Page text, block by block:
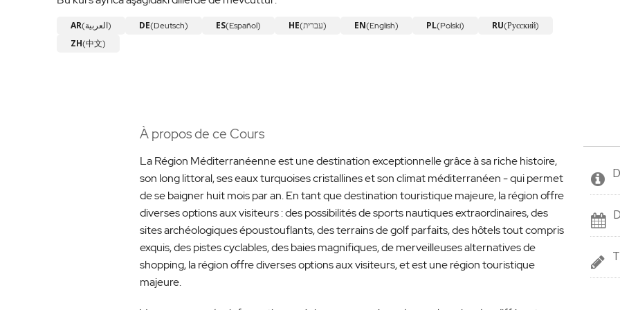
AR (العربية) DE(Deutsch) ES(Español) HE (עברית) EN(English) PL(Polski) RU(Русский)
ZH(中文)
À propos de ce Cours
La Région Méditerranéenne est une destination exceptionnelle grâce à sa riche histoire,
son long littoral, ses eaux turquoises cristallines et son climat méditerranéen - qui permet
de se baigner huit mois par an. En tant que destination touristique majeure, la région offre
diverses options aux visiteurs : des possibilités de sports nautiques extraordinaires, des
sites archéologiques époustouflants, des terrains de golf parfaits, des hôtels tout compris
exquis, des pistes cyclables, des baies magnifiques, de merveilleuses alternatives de
shopping, la région offre diverses options aux visiteurs, et est une région touristique
majeure.